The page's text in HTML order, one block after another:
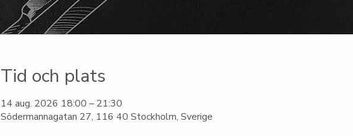
Tid och plats
14 aug. 2026 18:00 – 21:30
Södermannagatan 27, 116 40 Stockholm, Sverige